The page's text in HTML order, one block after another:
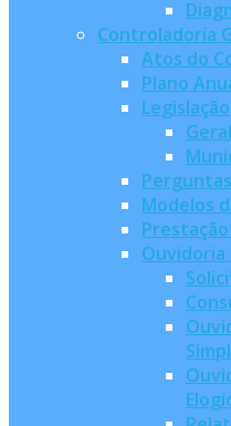
Controladoria
Atos do
Plano
Legislação
Geral
Modelos
Ouvidoria